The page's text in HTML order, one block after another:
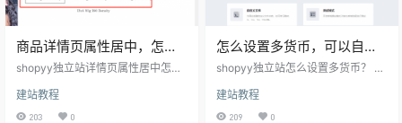
商品详情页属性居中，怎么
修改居左
shopyy独立站详情页属性居中怎么
本都是在模板装修中设置，大家有
关商品修改的都可以到模板装修商
建站教程
203 0
怎么设置多货币，可以自动
根据国家切换货币吗
shopyy独立站怎么设置多货币？ 打
系统设置-->货币管理 点击新键方
案，添加需要的国家货币。 可以自
建站教程
209 0